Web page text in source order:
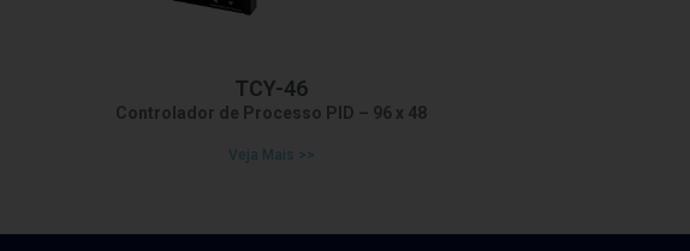
TCY-46
Controlador de Processo PID – 96 x 48
Veja Mais >>